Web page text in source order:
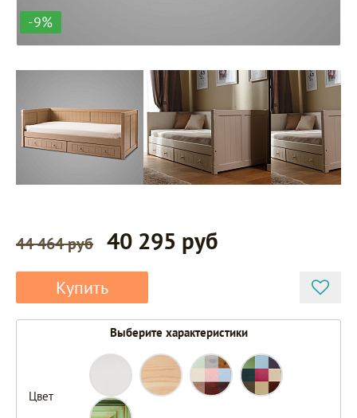
-9%
44 464 руб 40 295 руб
Купить
Выберите характеристики
Цвет